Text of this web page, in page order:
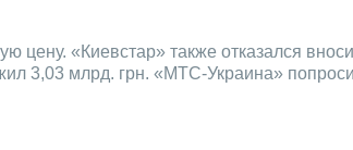
цену. «Киевстар» также отказался
3,03 млрд. грн. «МТС-Украина»